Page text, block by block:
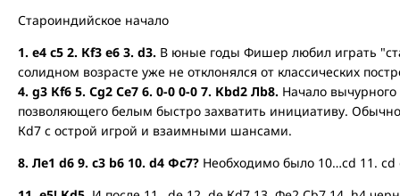
Староиндийское начало
1. е4 с5 2. Кf3 e6 3. d3. В юные годы Фишер любил играть
солидном возрасте уже не отклонялся от классических
4. g3 Кf6 5. Сg2 Сe7 6. 0-0 0-0 7. Кbd2 Лb8. Начало
позволяющего белым быстро захватить инициативу.
Кd7 с острой игрой и взаимными шансами.
8. Лe1 d6 9. c3 b6 10. d4 Фc7? Необходимо было 10…сd 11. cd